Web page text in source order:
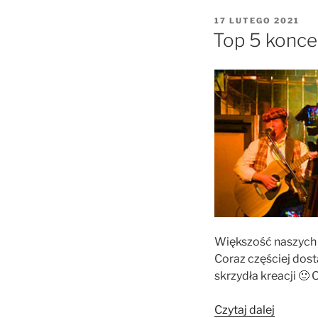
OPUBLIKOWANE
W
17 LUTEGO 2021
Top 5
Większość
Coraz częściej
skrzydła kreacji 🙂
Czytaj dalej